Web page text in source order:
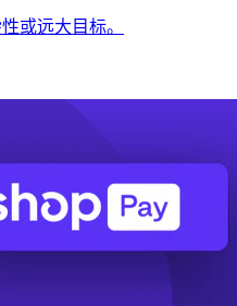
或远大目标。